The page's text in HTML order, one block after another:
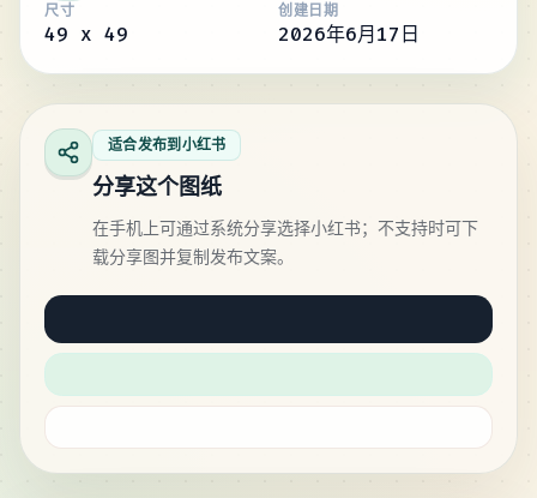
尺寸
49 x 49
创建日期
2026年6月17日
适合发布到小红书
分享这个图纸
在手机上可通过系统分享选择小红书；不支持时可下
载分享图并复制发布文案。